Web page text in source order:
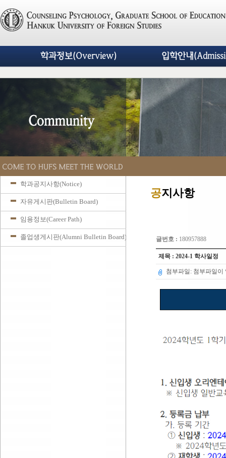
학과정보(Overview) 입학안내
학과공지사항(Notice)
자유게시판(Bulletin Board)
임용정보(Career Path)
졸업생게시판(Alumni Bulletin Board)
공지사항
글번호 : 180957888
제목 : 2024-1 학사일정
첨부파일: 첨부파일이